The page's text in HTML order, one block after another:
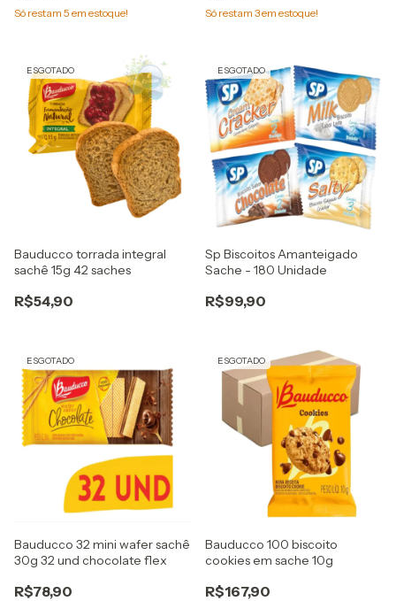
Só restam 5 em estoque! Só restam 3em estoque!
ESGOTADO
Bauducco torrada integral
sachê 15g 42 saches
R$54,90
ESGOTADO
Sp Biscoitos Amanteigado
Sache - 180 Unidade
R$99,90
ESGOTADO
Bauducco 32 mini wafer sachê
30g 32 und chocolate flex
R$78,90
ESGOTADO
Bauducco 100 biscoito
cookies em sache 10g
R$167,90